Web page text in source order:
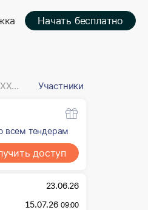
Начать бесплатно
№ XXXXXXX Участники
всем тендерам
доступ
23.06.26
15.07.26 09:00